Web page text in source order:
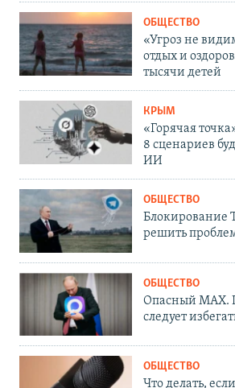
ОБЩЕСТВО
«Угроз не
отдых и
тысячи детей
КРЫМ
«Горячая
8 сценариев
ИИ
ОБЩЕСТВО
Блокирование
решить
ОБЩЕСТВО
Опасный MAX.
следует
ОБЩЕСТВО
Что делать,